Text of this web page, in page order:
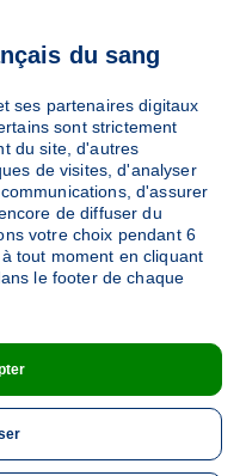
VOUS
Rostaing - 41150)
VOUS
du sang
ses partenaires digitaux
sont strictement
du site, d'autres
de visites, d'analyser
d'assurer
de diffuser du
votre choix pendant 6
tout moment en cliquant
le footer de chaque